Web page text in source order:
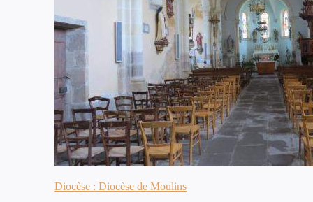
Diocèse : Diocèse de Moulins